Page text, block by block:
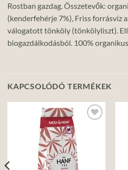
Rostban gazdag. Összetevők:
(kenderfehérje 7%), Friss forrásvíz
válogatott tönköly (tönkölyliszt).
biogazdálkodásból. 100% organikus
KAPCSOLÓDÓ TERMÉKEK